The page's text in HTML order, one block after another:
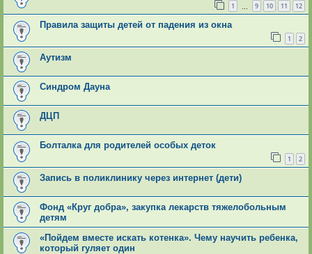
1 9 10 11 12
Правила защиты детей от падения из окна
1 2
Аутизм
Синдром Дауна
ДЦП
Болталка для родителей особых деток
1 2
Запись в поликлинику через интернет (дети)
Фонд «Круг добра», закупка лекарств тяжелобольным
детям
«Пойдем вместе искать котенка». Чему научить ребенка,
который гуляет один